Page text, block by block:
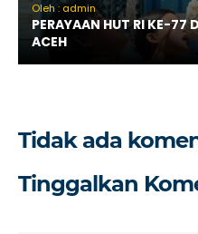
Oleh : admin
PERAYAAN HUT RI KE-77
ACEH
Tidak ada
Tinggalkan